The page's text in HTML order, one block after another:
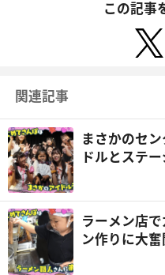
この記事
関連記事
まさかのセ
ドルとステ
ラーメン店
ン作りに大